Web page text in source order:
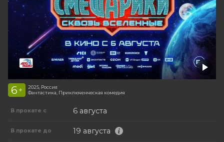
6 +
2025, Россия
Фантастика, Приключенческая комедия
В прокате с 6 августа
В прокате до 19 августа